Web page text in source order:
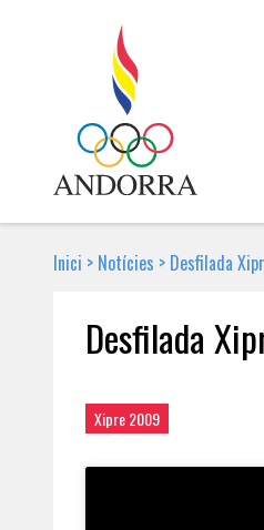
Inici > Notícies > Desfilada
Desfilada
Xipre 2009